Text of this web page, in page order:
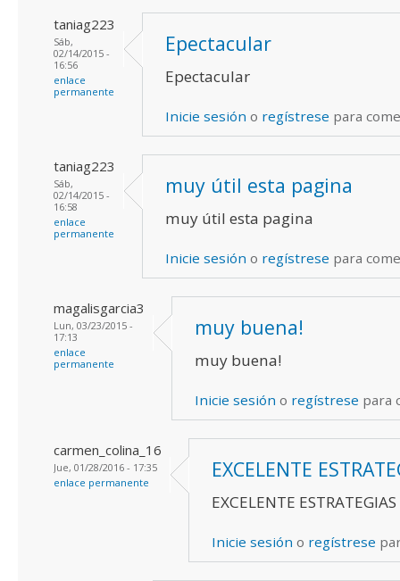
taniag223
Sáb,
02/14/2015 -
16:56
enlace
permanente
Epectacular
Epectacular
Inicie sesión o regístrese para
taniag223
Sáb,
02/14/2015 -
16:58
enlace
permanente
muy útil esta pagina
muy útil esta pagina
Inicie sesión o regístrese para
magalisgarcia3
Lun, 03/23/2015 -
17:13
enlace
permanente
muy buena!
muy buena!
Inicie sesión o regístrese para
carmen_colina_16
Jue, 01/28/2016 - 17:35
enlace permanente
EXCELENTE
EXCELENTE ESTRATEGIAS
Inicie sesión o regístrese